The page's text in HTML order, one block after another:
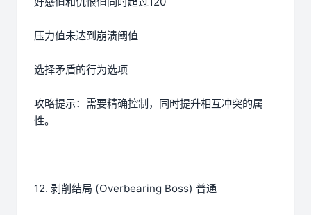
压力值未达到崩溃阈值
选择矛盾的行为选项
攻略提示：需要精确控制，同时提升相互冲突的属
性。
12. 剥削结局 (Overbearing Boss) 普通